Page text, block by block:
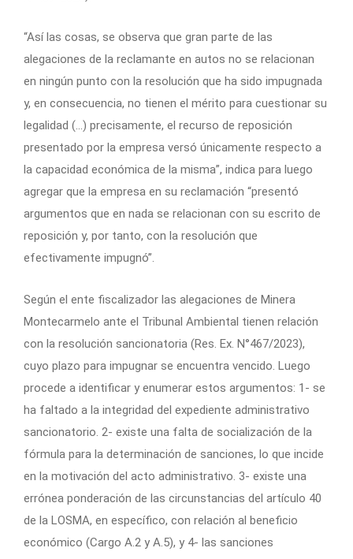
“Así las cosas, se observa que gran parte de las
alegaciones de la reclamante en autos no se relacionan
en ningún punto con la resolución que ha sido impugnada
y, en consecuencia, no tienen el mérito para cuestionar su
legalidad (…) precisamente, el recurso de reposición
presentado por la empresa versó únicamente respecto a
la capacidad económica de la misma”, indica para luego
agregar que la empresa en su reclamación “presentó
argumentos que en nada se relacionan con su escrito de
reposición y, por tanto, con la resolución que
efectivamente impugnó”.
Según el ente fiscalizador las alegaciones de Minera
Montecarmelo ante el Tribunal Ambiental tienen relación
con la resolución sancionatoria (Res. Ex. N°467/2023),
cuyo plazo para impugnar se encuentra vencido. Luego
procede a identificar y enumerar estos argumentos: 1- se
ha faltado a la integridad del expediente administrativo
sancionatorio. 2- existe una falta de socialización de la
fórmula para la determinación de sanciones, lo que incide
en la motivación del acto administrativo. 3- existe una
errónea ponderación de las circunstancias del artículo 40
de la LOSMA, en específico, con relación al beneficio
económico (Cargo A.2 y A.5), y 4- las sanciones